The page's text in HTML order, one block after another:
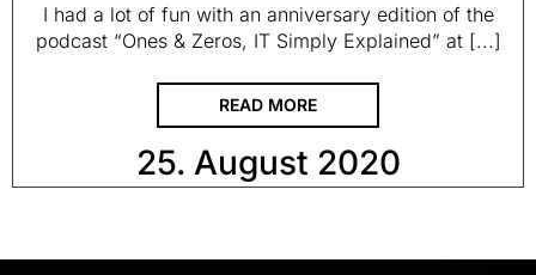
I had a lot of fun with an anniversary edition of the
podcast “Ones & Zeros, IT Simply Explained” at [...]
READ MORE
25. August 2020